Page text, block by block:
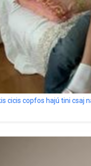
cicis copfos hajú tini csaj